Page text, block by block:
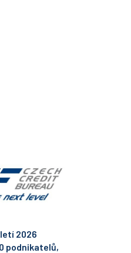
2026
podnikatelů,